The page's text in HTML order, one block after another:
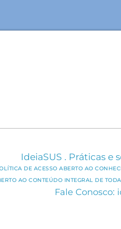
IdeiaSUS . Práticas e
DE ACESSO ABERTO AO
AO CONTEÚDO INTEGRAL DE
Fale Conosco: